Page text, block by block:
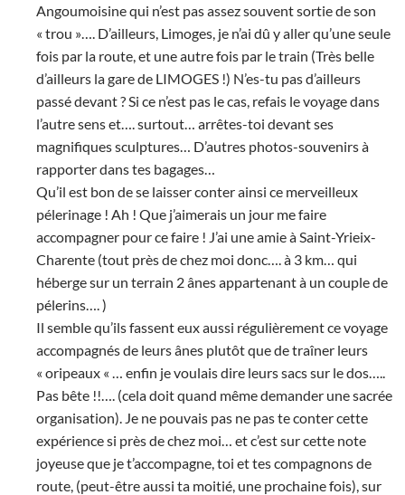
Angoumoisine qui n’est pas assez souvent sortie de son
« trou »…. D’ailleurs, Limoges, je n’ai dû y aller qu’une seule
fois par la route, et une autre fois par le train (Très belle
d’ailleurs la gare de LIMOGES !) N’es-tu pas d’ailleurs
passé devant ? Si ce n’est pas le cas, refais le voyage dans
l’autre sens et…. surtout… arrêtes-toi devant ses
magnifiques sculptures… D’autres photos-souvenirs à
rapporter dans tes bagages…
Qu’il est bon de se laisser conter ainsi ce merveilleux
pélerinage ! Ah ! Que j’aimerais un jour me faire
accompagner pour ce faire ! J’ai une amie à Saint-Yrieix-
Charente (tout près de chez moi donc…. à 3 km… qui
héberge sur un terrain 2 ânes appartenant à un couple de
pélerins…. )
Il semble qu’ils fassent eux aussi régulièrement ce voyage
accompagnés de leurs ânes plutôt que de traîner leurs
« oripeaux « … enfin je voulais dire leurs sacs sur le dos…..
Pas bête !!…. (cela doit quand même demander une sacrée
organisation). Je ne pouvais pas ne pas te conter cette
expérience si près de chez moi… et c’est sur cette note
joyeuse que je t’accompagne, toi et tes compagnons de
route, (peut-être aussi ta moitié, une prochaine fois), sur